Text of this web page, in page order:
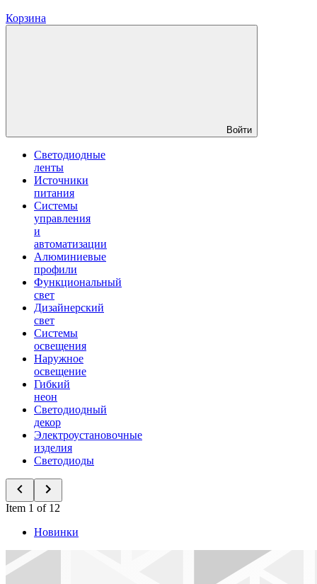
Корзина
Войти
Светодиодные
ленты
Источники
питания
Системы
управления
и
автоматизации
Алюминиевые
профили
Функциональный
свет
Дизайнерский
свет
Системы
освещения
Наружное
освещение
Гибкий
неон
Светодиодный
декор
Электроустановочные
изделия
Светодиоды
Item 1 of 12
Новинки